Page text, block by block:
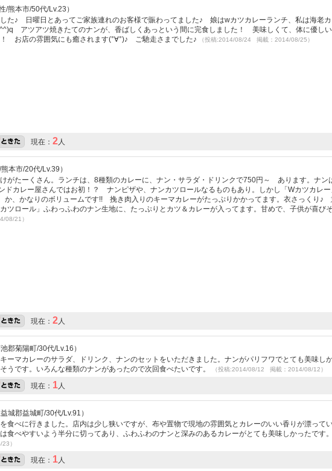
/熊本市/50代/Lv.23）
た♪ 日曜日とあってご家族連れのお客様で賑わってました♪ 娘はwカツカレーランチ、私は海老
アツアツ焼きたてのナンが、香ばしくあっという間に完食しました！ 美味しくて、体に優しい
お店の雰囲気にも癒されます(°∀°)♪ ご馳走さまでした♪
（投稿:2014/08/24 掲載：2014/08/25）
現在： 2 人
本市/20代/Lv.39）
がたーくさん。ランチは、8種類のカレーに、ナン・サラダ・ドリンクで750円～ あります。ナン
カレー屋さんではお初！？ ナンピザや、ナンカツロールなるものもあり。しかし「Wカツカレー
、かなりのボリュームです!! 挽き肉入りのキーマカレーがたっぷりかかってます。衣さっくり♪
ツロール」ふわっふわのナン生地に、たっぷりとカツ＆カレーが入ってます。甘めで、子供が喜び
08/21）
現在： 2 人
郡菊陽町/30代/Lv.16）
ーマカレーのサラダ、ドリンク、ナンのセットをいただきました。ナンがパリフワでとても美味し
うです。いろんな種類のナンがあったので次回食べたいです。
（投稿:2014/08/12 掲載：2014/08/12）
現在： 1 人
城郡益城町/30代/Lv.91）
食べに行きました。店内は少し狭いですが、布や置物で現地の雰囲気とカレーのいい香りが漂って
食べやすいよう半分に切ってあり、ふわふわのナンと深みのあるカレーがとても美味しかったです。
）
現在： 1 人